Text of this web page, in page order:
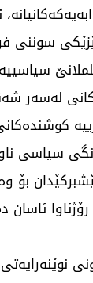
سوننی
لەسەر
سیاسی
بۆ
ئاسان